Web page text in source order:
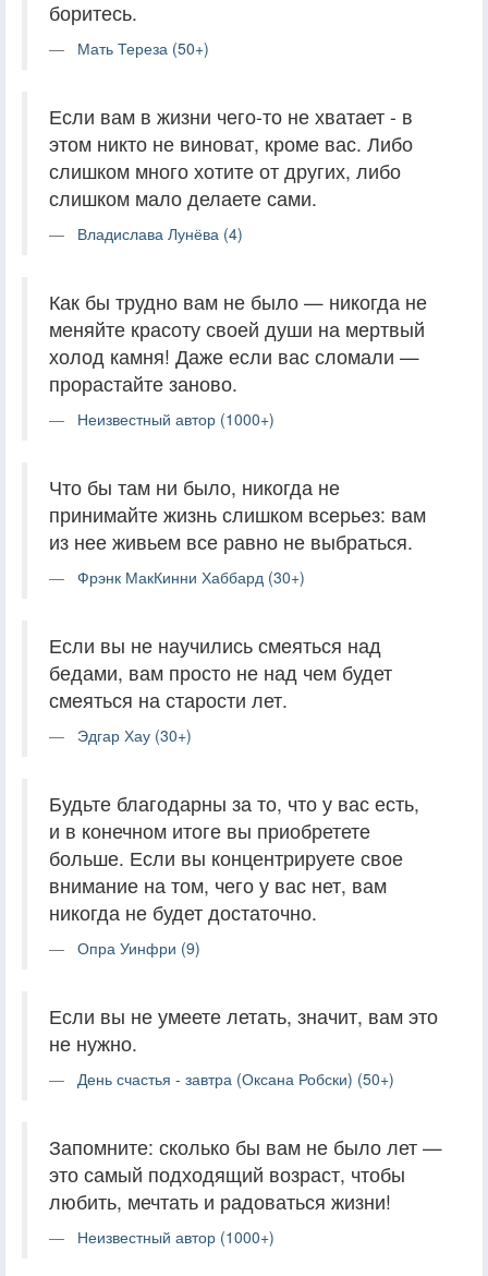
боритесь.
Мать Тереза (50+)
Если вам в жизни чего-то не хватает - в
этом никто не виноват, кроме вас. Либо
слишком много хотите от других, либо
слишком мало делаете сами.
Владислава Лунёва (4)
Как бы трудно вам не было — никогда не
меняйте красоту своей души на мертвый
холод камня! Даже если вас сломали —
прорастайте заново.
Неизвестный автор (1000+)
Что бы там ни было, никогда не
принимайте жизнь слишком всерьез: вам
из нее живьем все равно не выбраться.
Фрэнк МакКинни Хаббард (30+)
Если вы не научились смеяться над
бедами, вам просто не над чем будет
смеяться на старости лет.
Эдгар Хау (30+)
Будьте благодарны за то, что у вас есть,
и в конечном итоге вы приобретете
больше. Если вы концентрируете свое
внимание на том, чего у вас нет, вам
никогда не будет достаточно.
Опра Уинфри (9)
Если вы не умеете летать, значит, вам это
не нужно.
День счастья - завтра (Оксана Робски) (50+)
Запомните: сколько бы вам не было лет —
это самый подходящий возраст, чтобы
любить, мечтать и радоваться жизни!
Неизвестный автор (1000+)